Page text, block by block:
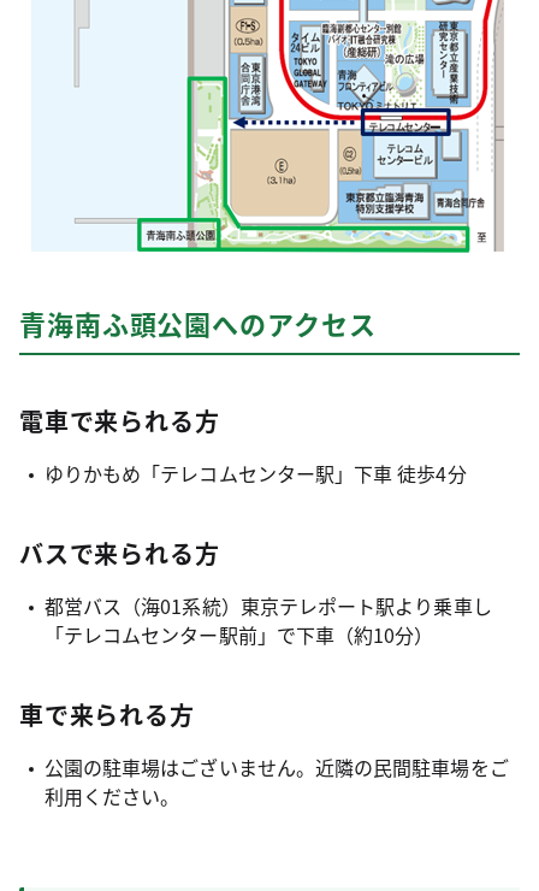
青海南ふ頭公園へのアクセス
電車で来られる方
ゆりかもめ「テレコムセンター駅」下車 徒歩4分
バスで来られる方
都営バス（海01系統）東京テレポート駅より乗車し
「テレコムセンター駅前」で下車（約10分）
車で来られる方
公園の駐車場はございません。近隣の民間駐車場をご
利用ください。